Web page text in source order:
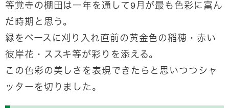
等覚寺の棚田は一年を通して9月が最も色彩に富ん
だ時期と思う。
緑をベースに刈り入れ直前の黄金色の稲穂・赤い
彼岸花・ススキ等が彩りを添える。
この色彩の美しさを表現できたらと思いつつシャ
ッターを切りました。